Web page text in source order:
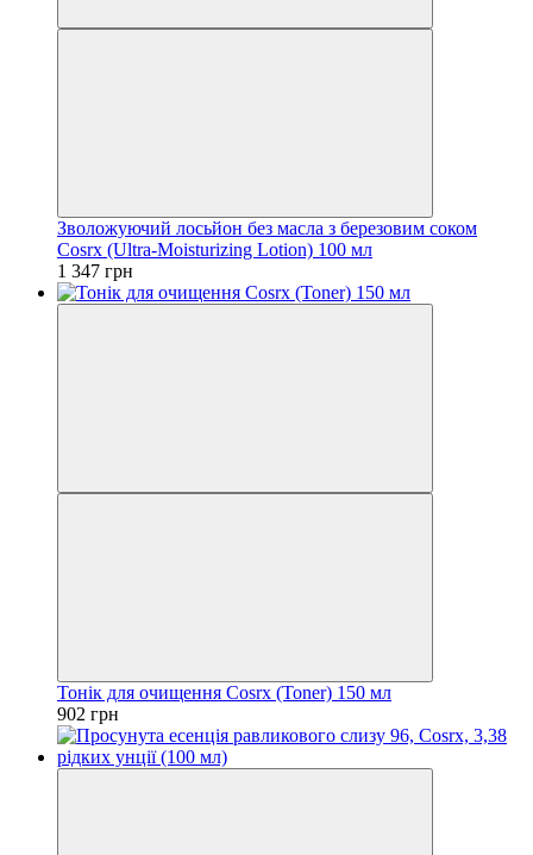
Зволожуючий лосьйон без масла з березовим соком
Cosrx (Ultra-Moisturizing Lotion) 100 мл
1 347 грн
Тонік для очищення Cosrx (Toner) 150 мл
902 грн